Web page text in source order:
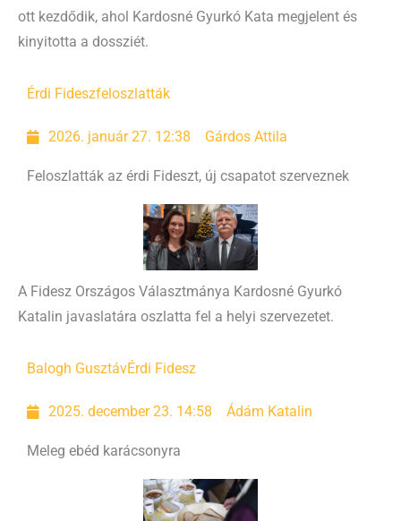
ott kezdődik, ahol Kardosné Gyurkó Kata megjelent és
kinyitotta a dossziét.
Érdi Fideszfeloszlatták
2026. január 27. 12:38 Gárdos Attila
Feloszlatták az érdi Fideszt, új csapatot szerveznek
A Fidesz Országos Választmánya Kardosné Gyurkó
Katalin javaslatára oszlatta fel a helyi szervezetet.
Balogh GusztávÉrdi Fidesz
2025. december 23. 14:58 Ádám Katalin
Meleg ebéd karácsonyra